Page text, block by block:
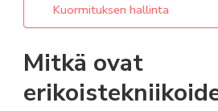
Kuormituksen hallinta
Mitkä ovat